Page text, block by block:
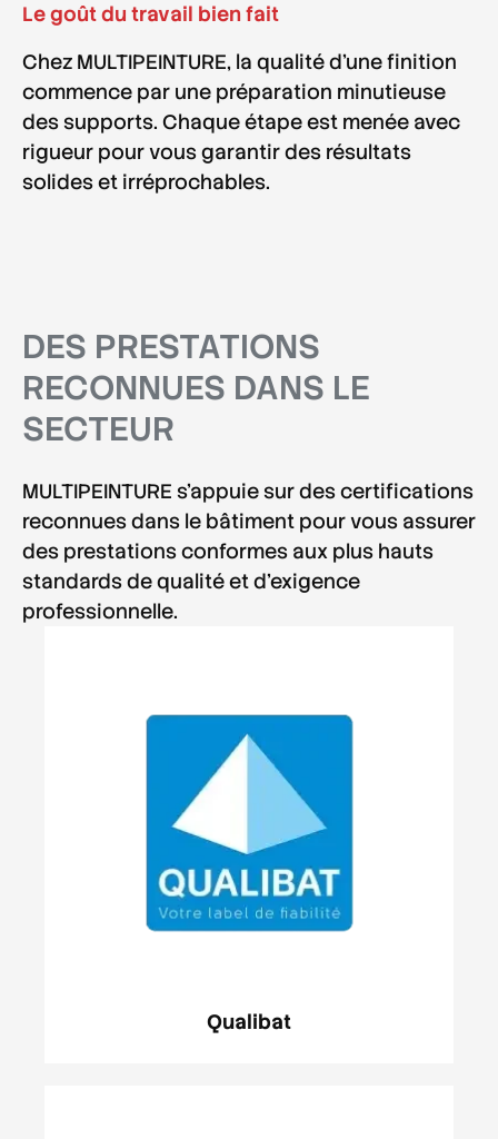
Le goût du travail bien fait
Chez MULTIPEINTURE, la qualité d'une finition
commence par une préparation minutieuse
des supports. Chaque étape est menée avec
rigueur pour vous garantir des résultats
solides et irréprochables.
DES PRESTATIONS
RECONNUES DANS LE
SECTEUR
MULTIPEINTURE s'appuie sur descertifications
reconnues dans le bâtiment pour vous assurer
des prestations conformes aux plus hauts
standards de qualité et d'exigence
professionnelle.
Qualibat